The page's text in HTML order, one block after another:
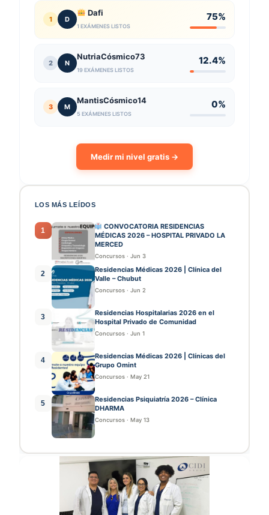
1 D
Dafi
1 EXÁMENES LISTOS
75%
2 N
NutriaCósmico73
19 EXÁMENES LISTOS
12.4%
3 M
MantisCósmico14
5 EXÁMENES LISTOS
0%
Medir mi nivel gratis →
LOS MÁS LEÍDOS
1
CONVOCATORIA RESIDENCIAS
MÉDICAS 2026 – HOSPITAL PRIVADO LA
MERCED
Concursos · Jun 3
2
Residencias Médicas 2026 | Clínica del
Valle – Chubut
Concursos · Jun 2
3
Residencias Hospitalarias 2026 en el
Hospital Privado de Comunidad
Concursos · Jun 1
4
Residencias Médicas 2026 | Clínicas del
Grupo Omint
Concursos · May 21
5
Residencias Psiquiatría 2026 – Clínica
DHARMA
Concursos · May 13